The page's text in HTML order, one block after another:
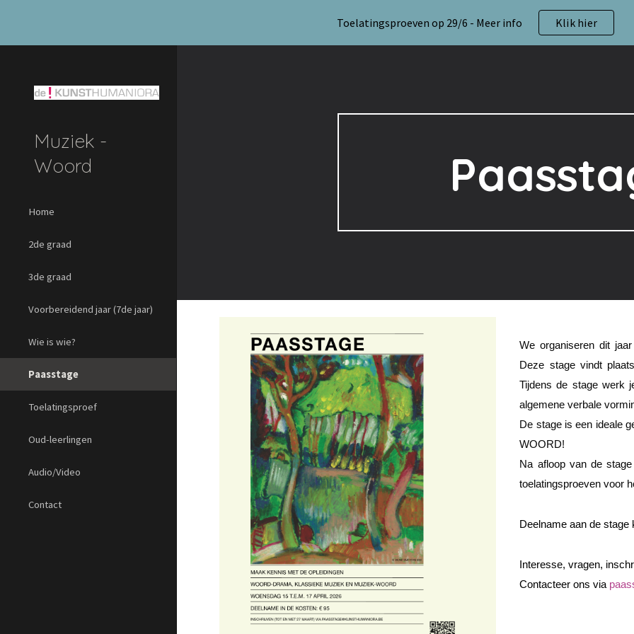
Skip to main content Skip to
Toelatingsproeven op 29/6 - Meer info Klik hier
Muziek -
Woord
Home
2de graad
3de graad
Voorbereidend jaar (7de jaar)
Wie is wie?
Paasstage
Toelatingsproef
Oud-leerlingen
Audio/Video
Contact
We organiseren dit
Deze stage vindt
Tijdens de stage werk
algemene verbale
De stage is een ideale
WOORD!
Na afloop van de
toelatingsproeven voor
Deelname aan de
Interesse, vragen,
Contacteer ons via